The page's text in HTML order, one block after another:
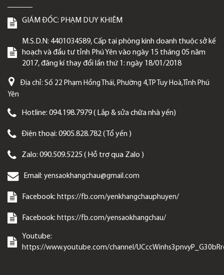
GIÁM ĐỐC: PHẠM DUY KHIÊM
M.S.D.N: 4401034589, Cấp tại phòng kinh doanh thuộc sở kế
hoạch và đầu tư tỉnh Phú Yên vào ngày 15 tháng 05 năm
2017, đăng kí thay đổi lần thứ 1: ngày 18/01/2018
Địa chỉ: Số 22 Phạm Hồng Thái, Phường 4,TP Tuy Hoà,Tỉnh Phú
Yên
Hotline: 094.198.7979 ( Lắp & sửa chữa nhà yến)
Điện thoại: 0905.828.782 ( Tổ yến )
Zalo: 090.509.5225 ( Hỗ trợ qua Zalo )
Email: yensaokhangchau@gmail.com
Facebook: https://fb.com/yenkhangchauphuyen/
Facebook: https://fb.com/yensaokhangchau/
Youtube:
https://www.youtube.com/channel/